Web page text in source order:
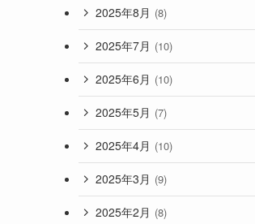
2025年8月 (8)
2025年7月 (10)
2025年6月 (10)
2025年5月 (7)
2025年4月 (10)
2025年3月 (9)
2025年2月 (8)